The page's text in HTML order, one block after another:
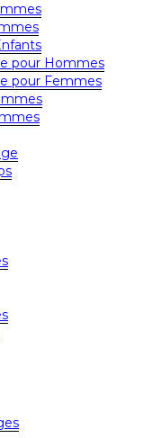
pour Hommes
pour Femmes